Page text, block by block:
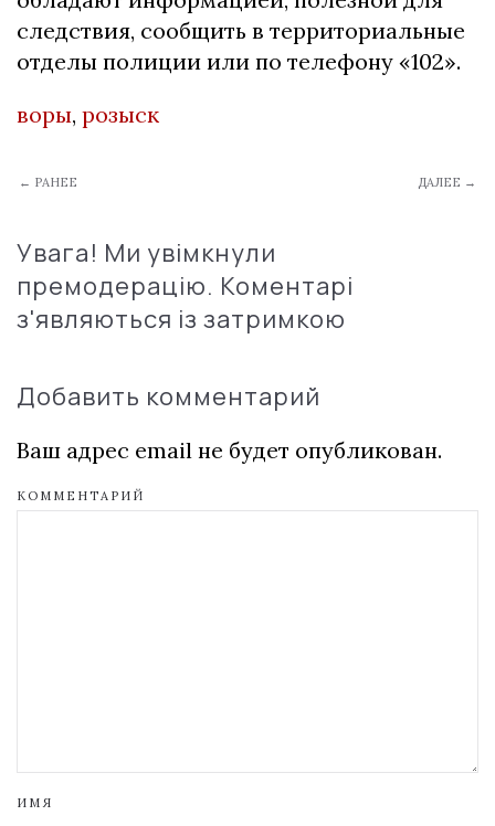
следствия, сообщить в территориальные
отделы полиции или по телефону «102».
воры, розыск
← РАНЕЕ ДАЛЕЕ →
Увага! Ми увімкнули
премодерацію. Коментарі
з'являються із затримкою
Добавить комментарий
Ваш адрес email не будет опубликован.
КОММЕНТАРИЙ
ИМЯ